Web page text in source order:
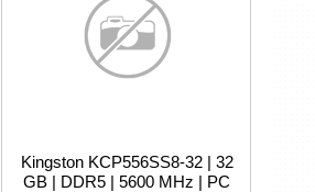
Kingston KCP556SS8-32 | 32
GB | DDR5 | 5600 MHz | PC